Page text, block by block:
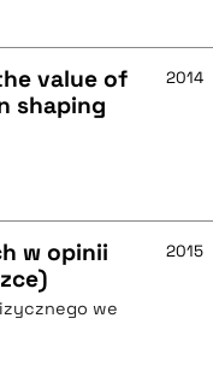
value of
shaping
2014
w opinii
we
2015